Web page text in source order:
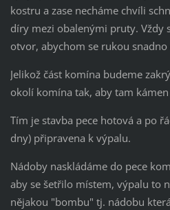
kostru a zase necháme chvíli
díry mezi obalenými pruty. Vždy
otvor, abychom se rukou
Jelikož část komína budeme
okolí komína tak, aby tam
Tím je stavba pece hotová a po
dny) připravena k výpalu.
Nádoby naskládáme do pece
aby se šetřilo místem, výpalu to
nějakou "bombu" tj. nádobu